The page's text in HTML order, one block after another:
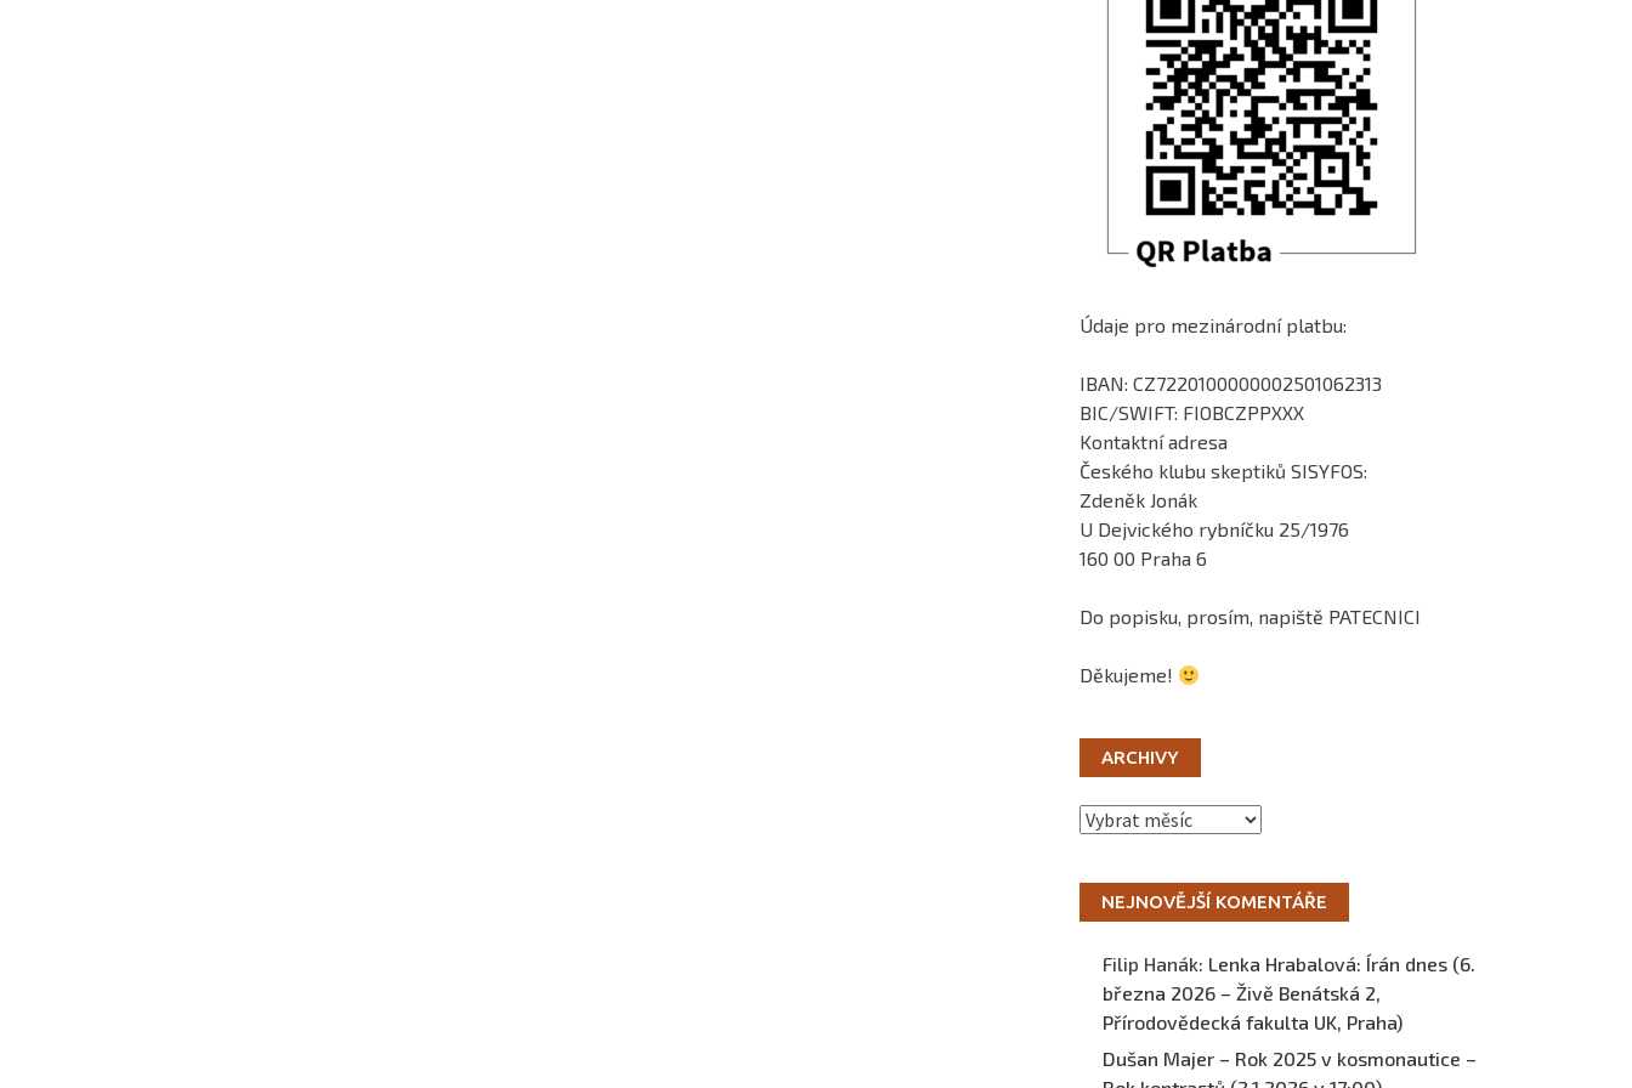
Údaje pro mezinárodní platbu:
IBAN: CZ7220100000002501062313
BIC/SWIFT: FIOBCZPPXXX
Kontaktní adresa
Českého klubu skeptiků SISYFOS:
Zdeněk Jonák
U Dejvického rybníčku 25/1976
160 00 Praha 6
Do popisku, prosím, napiště PATECNICI
Děkujeme!
ARCHIVY
Archivy
NEJNOVĚJŠÍ KOMENTÁŘE
Filip Hanák: Lenka Hrabalová: Írán dnes (6.
března 2026 – Živě Benátská 2,
Přírodovědecká fakulta UK, Praha)
Dušan Majer – Rok 2025 v kosmonautice –